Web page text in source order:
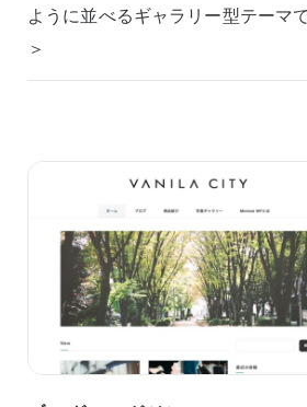
ように並べるギャラリー型テーマで
＞